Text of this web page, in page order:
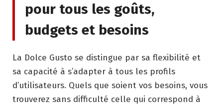
pour tous les goûts,
budgets et besoins
La Dolce Gusto se distingue par sa flexibilité et
sa capacité à s’adapter à tous les profils
d’utilisateurs. Quels que soient vos besoins, vous
trouverez sans difficulté celle qui correspond à